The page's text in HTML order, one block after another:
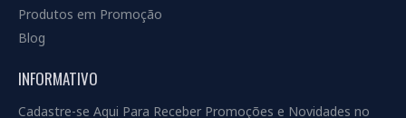
Produtos em Promoção
Blog
INFORMATIVO
Cadastre-se Aqui Para Receber Promoções e Novidades no